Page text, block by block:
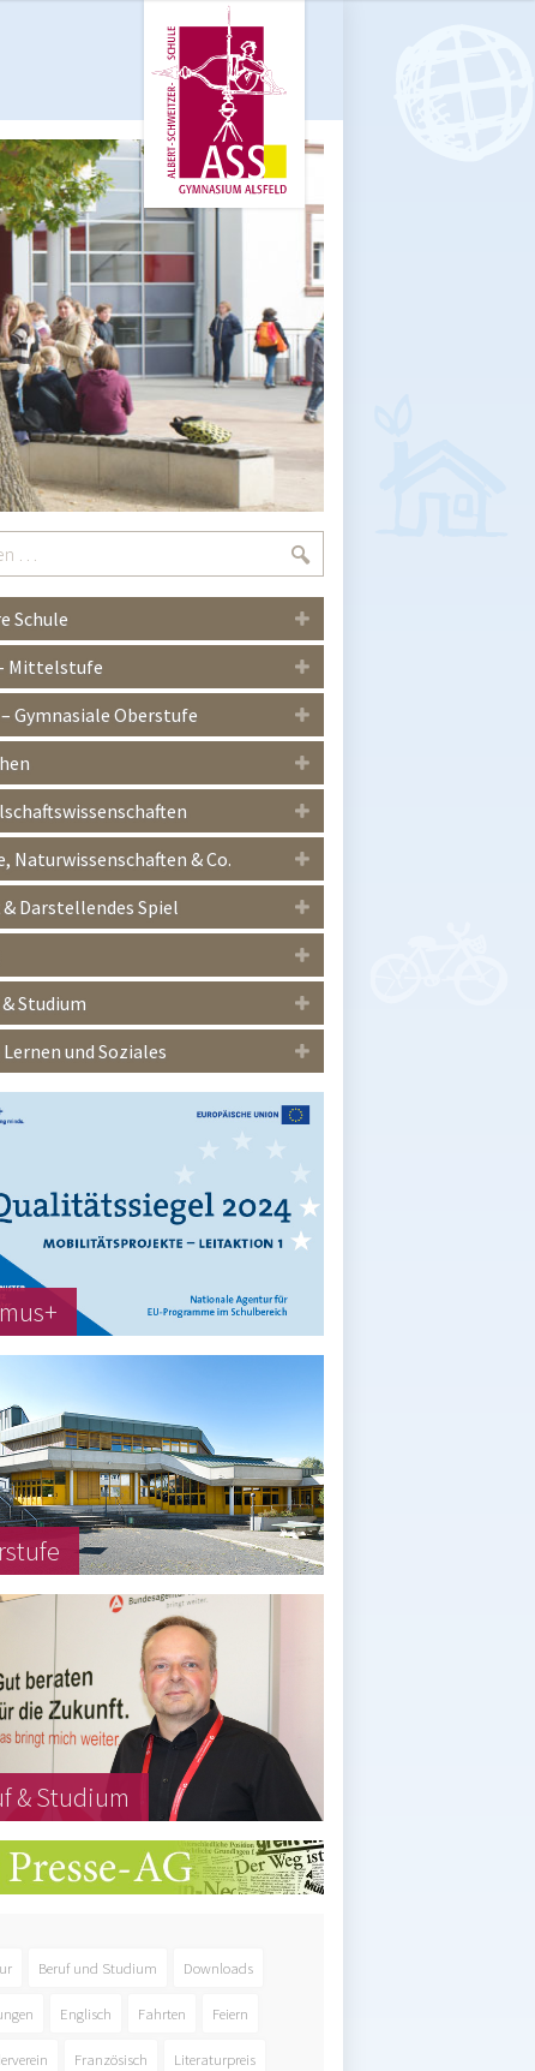
Schule
Mittelstufe
Gymnasiale Oberstufe
Naturwissenschaften & Co.
& Darstellendes Spiel
Studium
und Soziales
& Studium
Beruf und Studium Downloads
Englisch Fahrten Feiern
Französisch Literaturpreis